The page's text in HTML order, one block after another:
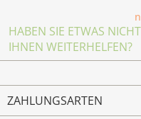
HABEN SIE ETWAS
IHNEN WEITERHELFEN?
ZAHLUNGSARTEN